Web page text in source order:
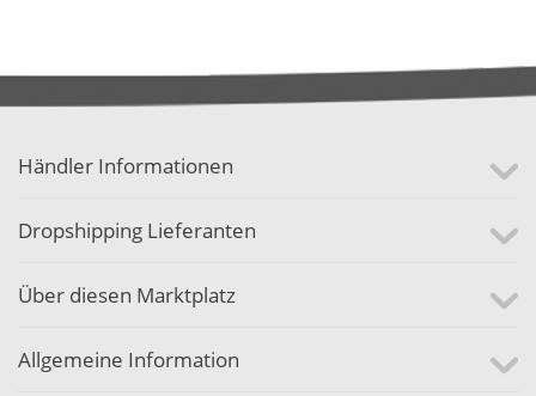
Händler Informationen
Dropshipping Lieferanten
Über diesen Marktplatz
Allgemeine Information